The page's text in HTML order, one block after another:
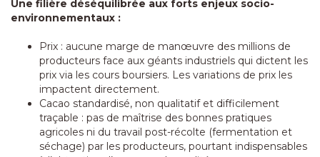
Une filière déséquilibrée aux forts enjeux socio-
environnementaux :
Prix : aucune marge de manœuvre des millions de
producteurs face aux géants industriels qui dictent les
prix via les cours boursiers. Les variations de prix les
impactent directement.
Cacao standardisé, non qualitatif et difficilement
traçable : pas de maîtrise des bonnes pratiques
agricoles ni du travail post-récolte (fermentation et
séchage) par les producteurs, pourtant indispensables